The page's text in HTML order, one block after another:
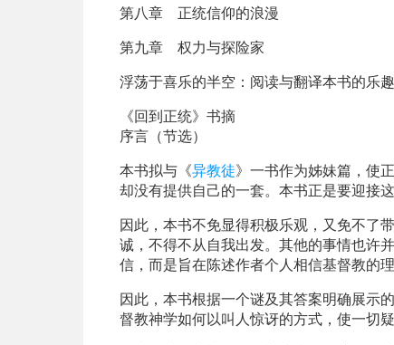
第八章 正统信仰的浪漫
第九章 权力与探险家
浮荡于喜乐的半空：阅读与翻译本书的乐趣
《回到正统》书摘
序言 （节选）
本书拟与《异教徒》一书作为姊妹篇，使
却没有提供自己的一套。本书正是要迎接这
因此，本书不免显得积极乐观，又免不了
诚，不得不从自我出发。其他的事情也许
信，而是旨在陈述作者个人相信基督教的理
因此，本书根据一个谜及其答案明确展示
督教神学如何以叫人惊讶的方式，使一切疑